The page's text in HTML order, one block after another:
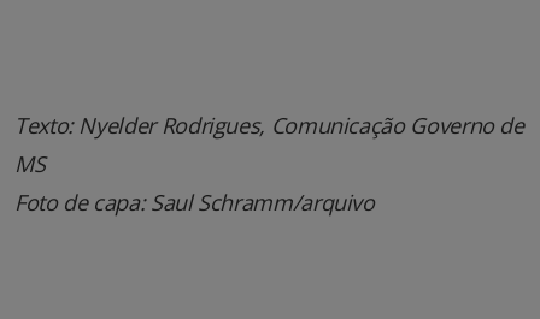
Texto: Nyelder Rodrigues, Comunicação Governo de
MS
Foto de capa: Saul Schramm/arquivo